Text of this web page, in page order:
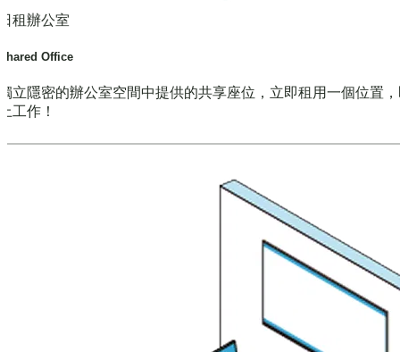
租辦公室
Office
立隱密的辦公室空間中提供的共享座位，立即租用一個位置
工作！